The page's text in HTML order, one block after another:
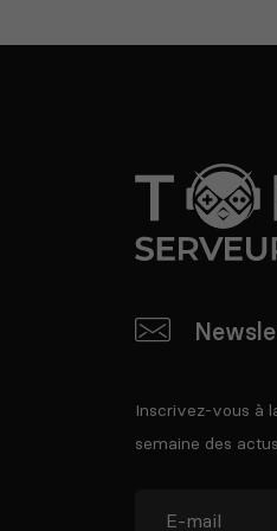
Inscrivez-vous à
semaine des